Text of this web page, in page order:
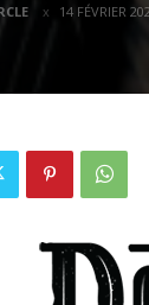
14 FÉVRIER